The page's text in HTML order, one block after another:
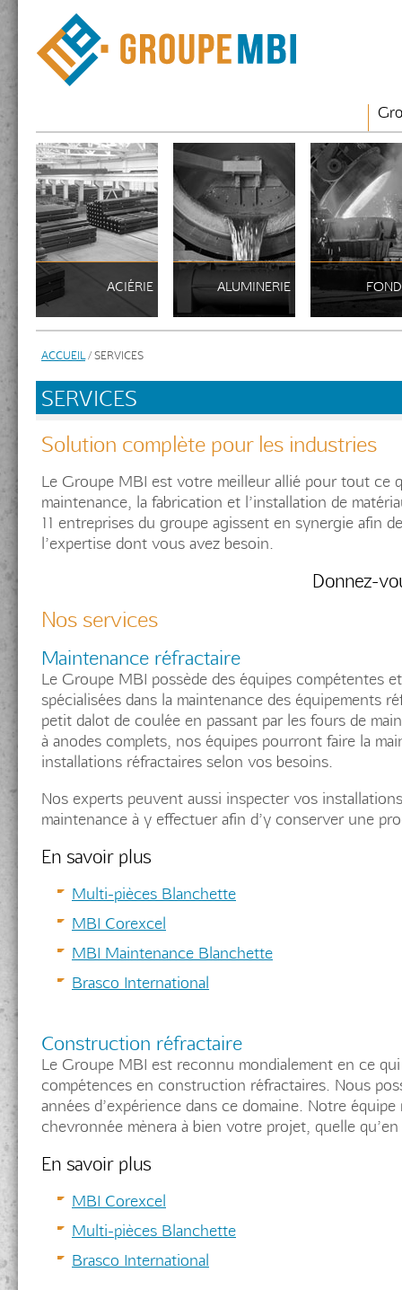
ACIÉRIE ALUMINERIE
ACCUEIL / SERVICES
SERVICES
Solution complète pour les industries
Le Groupe MBI est votre meilleur allié pour tout ce
maintenance, la fabrication et l’installation de
11 entreprises du groupe agissent en synergie afin
l’expertise dont vous avez besoin.
Donnez-
Nos services
Maintenance réfractaire
Le Groupe MBI possède des équipes compétentes
spécialisées dans la maintenance des équipements
petit dalot de coulée en passant par les fours de
à anodes complets, nos équipes pourront faire la
installations réfractaires selon vos besoins.
Nos experts peuvent aussi inspecter vos
maintenance à y effectuer afin d’y conserver une
En savoir plus
Multi-pièces Blanchette
MBI Corexcel
MBI Maintenance Blanchette
Brasco International
Construction réfractaire
Le Groupe MBI est reconnu mondialement en ce
compétences en construction réfractaires. Nous
années d’expérience dans ce domaine. Notre
chevronnée mènera à bien votre projet, quelle
En savoir plus
MBI Corexcel
Multi-pièces Blanchette
Brasco International